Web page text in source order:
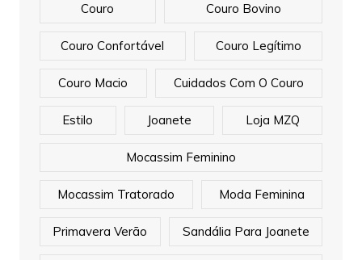
Couro Couro Bovino
Couro Confortável Couro Legítimo
Couro Macio Cuidados Com O Couro
Estilo Joanete Loja MZQ
Mocassim Feminino
Mocassim Tratorado Moda Feminina
Primavera Verão Sandália Para Joanete